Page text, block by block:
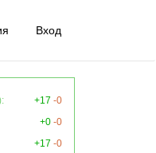
Вход
+17 -0
+0 -0
+17 -0